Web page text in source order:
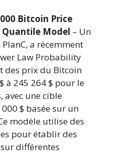
Bitcoin Price
Quantile Model – Un
a récemment
Law Probability
des prix du Bitcoin
à 245 264 $ pour le
avec une cible
$ basée sur un
modèle utilise des
pour établir des
différentes